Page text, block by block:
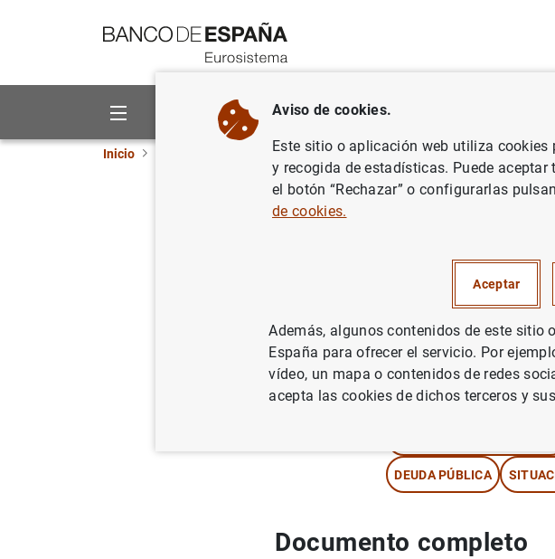
Sobre el Banco Áreas de actuación
Inicio Análisis económico e investigación
Fras, futuros y
Serie: Documentos de
Autor: Soledad Núñez
DEUDA PÚBLICA
Documento completo
Aviso de cookies.
Este sitio o aplicación web utiliza
y recogida de estadísticas. Puede
el botón “Rechazar” o configurarlas
de cookies.
Aceptar
Además, algunos contenidos de este sitio
España para ofrecer el servicio. Por
vídeo, un mapa o contenidos de redes
acepta las cookies de dichos terceros y